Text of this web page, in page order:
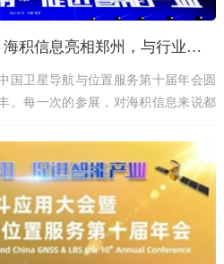
【海积·时讯】圆满落幕！海积信息亮相郑州，与行业专家共论北斗发展与应用~
国卫星导航与位置服务第十届年会圆
。每一次的参展，对海积信息来说都